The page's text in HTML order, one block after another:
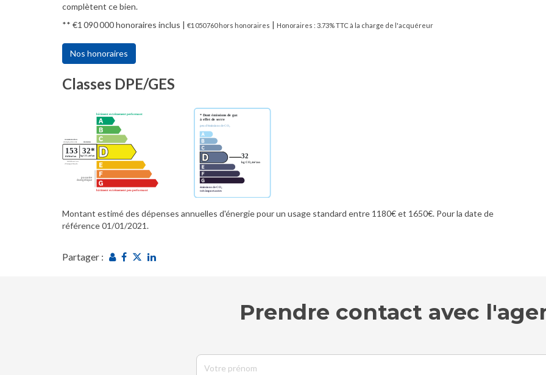
complètent ce bien.
** €1 090 000honoraires inclus | €1 050 760 hors honoraires | Honoraires : 3.73% TTC à la charge de l'acquéreur
Nos honoraires
Classes DPE/GES
Montant estimé des dépenses annuelles d'énergie pour un usage standard entre 1180€ et 1650€. Pour la date de
référence 01/01/2021.
Partager :
Prendre contact avec